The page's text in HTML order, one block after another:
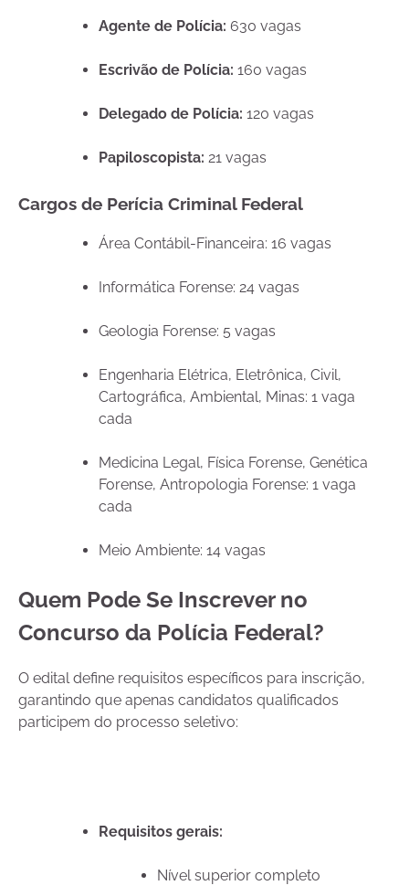
Agente de Polícia: 630 vagas
Escrivão de Polícia: 160 vagas
Delegado de Polícia: 120 vagas
Papiloscopista: 21 vagas
Cargos de Perícia Criminal Federal
Área Contábil-Financeira: 16 vagas
Informática Forense: 24 vagas
Geologia Forense: 5 vagas
Engenharia Elétrica, Eletrônica, Civil,
Cartográfica, Ambiental, Minas: 1 vaga
cada
Medicina Legal, Física Forense, Genética
Forense, Antropologia Forense: 1 vaga
cada
Meio Ambiente: 14 vagas
Quem Pode Se Inscrever no
Concurso da Polícia Federal?
O edital define requisitos específicos para inscrição,
garantindo que apenas candidatos qualificados
participem do processo seletivo:
Requisitos gerais:
Nível superior completo